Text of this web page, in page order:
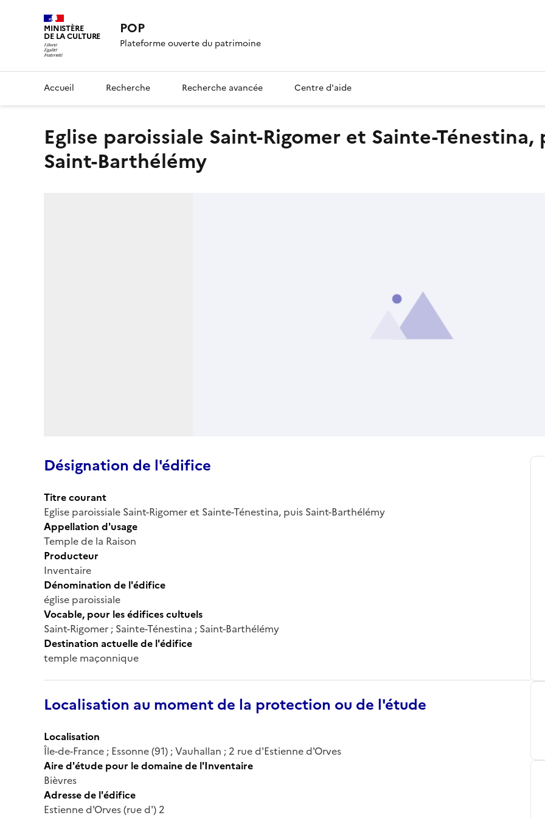
MINISTÈRE
DE LA CULTURE POP
Plateforme ouverte du patrimoine
Accueil Recherche Recherche avancée Centre d'aide
Eglise paroissiale Saint-Rigomer et Sainte-Ténestina, puis
Saint-Barthélémy
Désignation de l'édifice
Titre courant
Eglise paroissiale Saint-Rigomer et Sainte-Ténestina, puis Saint-Barthélémy
Appellation d'usage
Temple de la Raison
Producteur
Inventaire
Dénomination de l'édifice
église paroissiale
Vocable, pour les édifices cultuels
Saint-Rigomer ; Sainte-Ténestina ; Saint-Barthélémy
Destination actuelle de l'édifice
temple maçonnique
Localisation au moment de la protection ou de l'étude
Localisation
Île-de-France ; Essonne (91) ; Vauhallan ; 2 rue d'Estienne d'Orves
Aire d'étude pour le domaine de l'Inventaire
Bièvres
Adresse de l'édifice
Estienne d'Orves (rue d') 2